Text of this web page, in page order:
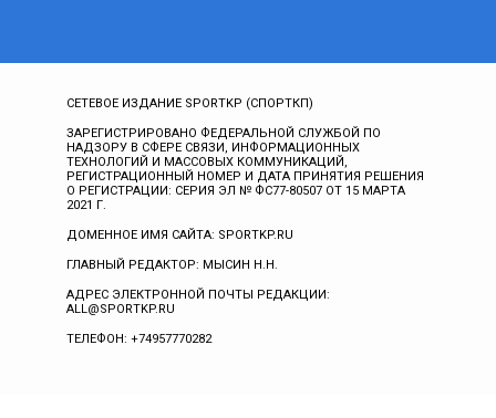
СЕТЕВОЕ ИЗДАНИЕ SPORTKP (СПОРТКП)
ЗАРЕГИСТРИРОВАНО ФЕДЕРАЛЬНОЙ СЛУЖБОЙ ПО
НАДЗОРУ В СФЕРЕ СВЯЗИ, ИНФОРМАЦИОННЫХ
ТЕХНОЛОГИЙ И МАССОВЫХ КОММУНИКАЦИЙ,
РЕГИСТРАЦИОННЫЙ НОМЕР И ДАТА ПРИНЯТИЯ РЕШЕНИЯ
О РЕГИСТРАЦИИ: СЕРИЯ ЭЛ № ФС77-80507 ОТ 15 МАРТА
2021 Г.
ДОМЕННОЕ ИМЯ САЙТА: SPORTKP.RU
ГЛАВНЫЙ РЕДАКТОР: МЫСИН Н.Н.
АДРЕС ЭЛЕКТРОННОЙ ПОЧТЫ РЕДАКЦИИ:
ALL@SPORTKP.RU
ТЕЛЕФОН: +74957770282